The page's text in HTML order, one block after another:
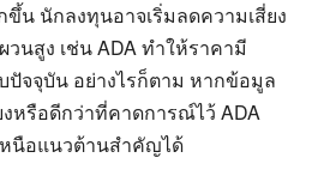
น นักลงทุนอาจเริ่มลดความเสี่ยง
นสูง เช่น ADA ทำให้ราคามี
ปัจจุบัน อย่างไรก็ตาม หากข้อมูล
หรือดีกว่าที่คาดการณ์ไว้ ADA
นือแนวต้านสำคัญได้